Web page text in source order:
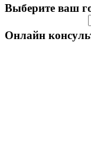
Выберите ваш
Онлайн